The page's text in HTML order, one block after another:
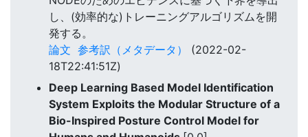
し、(効率的な)トレーニングアルゴリズムを開
発する。
論文 参考訳（メタデータ）
(2022-02-
18T22:41:51Z)
Deep Learning Based Model Identification
System Exploits the Modular Structure of a
Bio-Inspired Posture Control Model for